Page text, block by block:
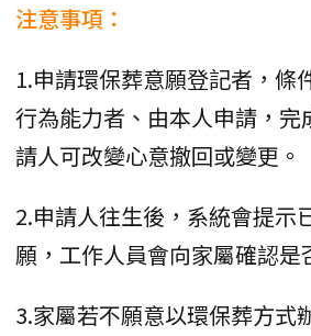
注意事項：
1.申請環保葬意願登記者，條
行為能力者、由本人申請，完
請人可改變心意撤回或變更。
2.申請人往生後，系統會提示
願，工作人員會向家屬確認是
3.家屬若不願意以環保葬方式